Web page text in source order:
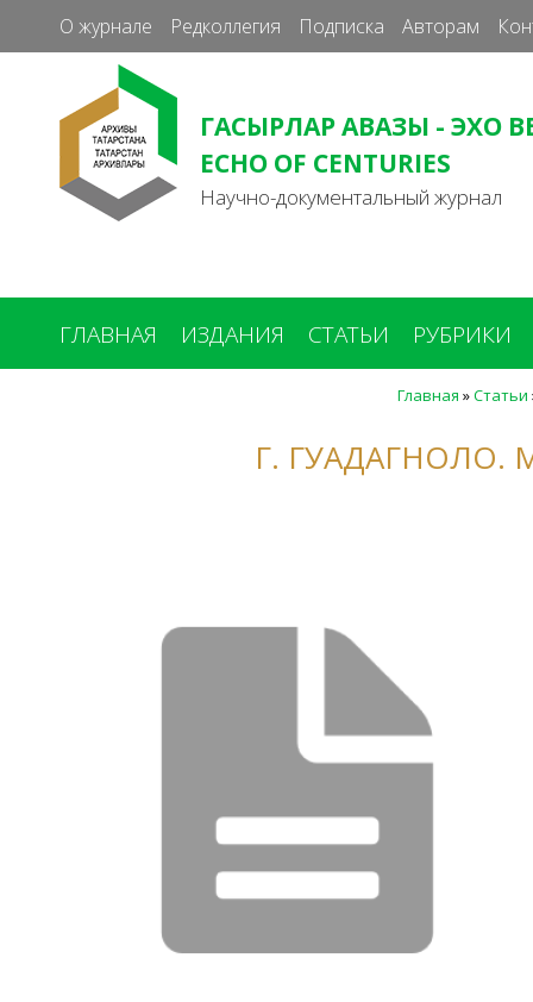
О журнале Редколлегия Подписка Авторам
ГАСЫРЛАР АВАЗЫ - ЭХО
ECHO OF CENTURIES
Научно-документальный журнал
ГЛАВНАЯ ИЗДАНИЯ СТАТЬИ РУБРИКИ
Главная »Статьи
Г. ГУАДАГНОЛО.